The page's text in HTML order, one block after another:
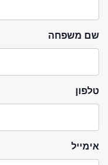
שם משפחה
טלפון
אימייל